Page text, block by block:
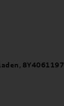
, 8Y4061197